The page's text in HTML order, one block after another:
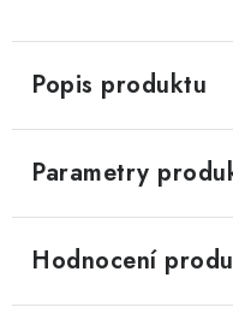
Popis produktu
Parametry
Hodnocení